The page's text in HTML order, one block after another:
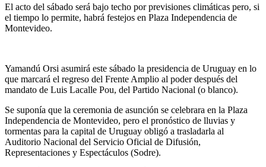
El acto del sábado será bajo techo por previsiones climáticas pero, si
el tiempo lo permite, habrá festejos en Plaza Independencia de
Montevideo.
Yamandú Orsi asumirá este sábado la presidencia de Uruguay en lo
que marcará el regreso del Frente Amplio al poder después del
mandato de Luis Lacalle Pou, del Partido Nacional (o blanco).
Se suponía que la ceremonia de asunción se celebrara en la Plaza
Independencia de Montevideo, pero el pronóstico de lluvias y
tormentas para la capital de Uruguay obligó a trasladarla al
Auditorio Nacional del Servicio Oficial de Difusión,
Representaciones y Espectáculos (Sodre).